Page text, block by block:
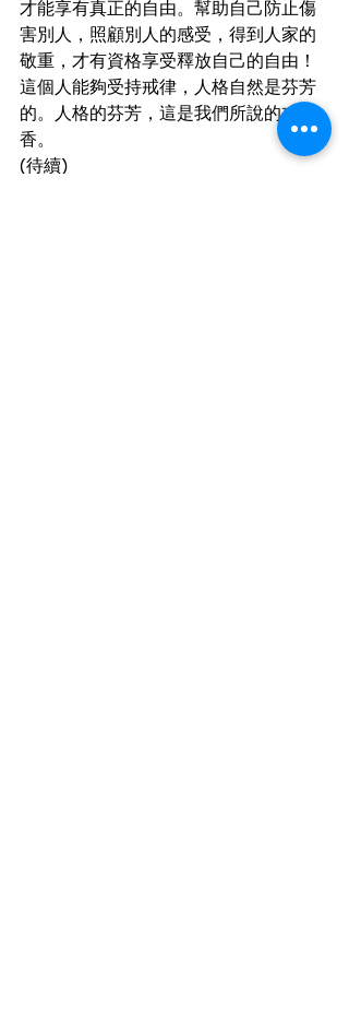
才能享有真正的自由。幫助自己防止傷
害別人，照顧別人的感受，得到人家的
敬重，才有資格享受釋放自己的自由！
這個人能夠受持戒律，人格自然是芬芳
的。人格的芬芳，這是我們所說的戒真
香。
(待續)